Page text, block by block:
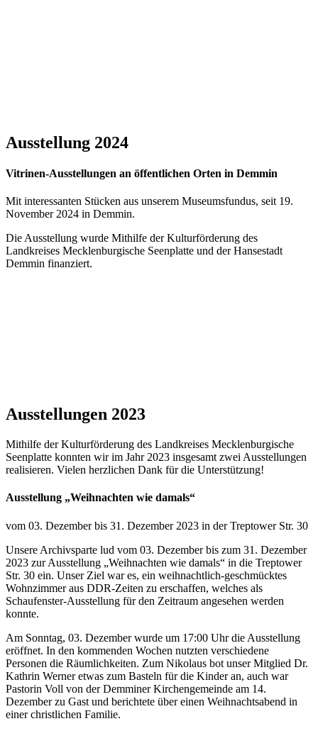
Ausstellung 2024
Vitrinen-Ausstellungen an öffentlichen Orten in Demmin
Mit interessanten Stücken aus unserem Museumsfundus, seit 19.
November 2024 in Demmin.
Die Ausstellung wurde Mithilfe der Kulturförderung des
Landkreises Mecklenburgische Seenplatte und der Hansestadt
Demmin finanziert.
Ausstellungen 2023
Mithilfe der Kulturförderung des Landkreises Mecklenburgische
Seenplatte konnten wir im Jahr 2023 insgesamt zwei Ausstellungen
realisieren. Vielen herzlichen Dank für die Unterstützung!
Ausstellung „Weihnachten wie damals“
vom 03. Dezember bis 31. Dezember 2023 in der Treptower Str. 30
Unsere Archivsparte lud vom 03. Dezember bis zum 31. Dezember
2023 zur Ausstellung „Weihnachten wie damals“ in die Treptower
Str. 30 ein. Unser Ziel war es, ein weihnachtlich-geschmücktes
Wohnzimmer aus DDR-Zeiten zu erschaffen, welches als
Schaufenster-Ausstellung für den Zeitraum angesehen werden
konnte.
Am Sonntag, 03. Dezember wurde um 17:00 Uhr die Ausstellung
eröffnet. In den kommenden Wochen nutzten verschiedene
Personen die Räumlichkeiten. Zum Nikolaus bot unser Mitglied Dr.
Kathrin Werner etwas zum Basteln für die Kinder an, auch war
Pastorin Voll von der Demminer Kirchengemeinde am 14.
Dezember zu Gast und berichtete über einen Weihnachtsabend in
einer christlichen Familie.